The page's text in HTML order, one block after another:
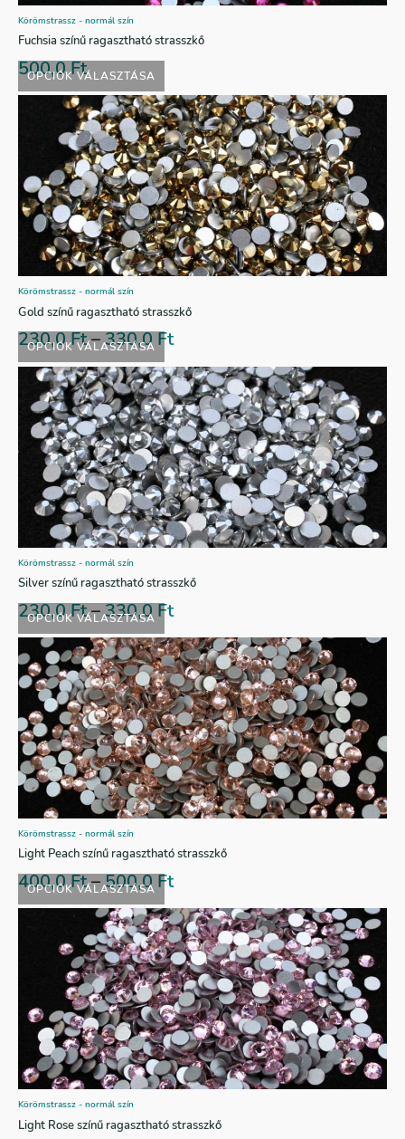
OPCIÓK VÁLASZTÁSA
Körömstrassz - normál szín
Fuchsia színű ragasztható strasszkő
500,0Ft
OPCIÓK VÁLASZTÁSA
Körömstrassz - normál szín
Gold színű ragasztható strasszkő
230,0Ft–330,0Ft
OPCIÓK VÁLASZTÁSA
Körömstrassz - normál szín
Silver színű ragasztható strasszkő
230,0Ft–330,0Ft
OPCIÓK VÁLASZTÁSA
Körömstrassz - normál szín
Light Peach színű ragasztható strasszkő
400,0Ft–500,0Ft
Körömstrassz - normál szín
Light Rose színű ragasztható strasszkő